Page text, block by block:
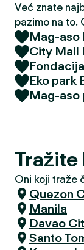
Već znate
pazimo na to.
Mag-aso
City Mall
Eko park
Mag-aso
Tražite
Oni koji traže
Quezon
Manila
Davao
Santo